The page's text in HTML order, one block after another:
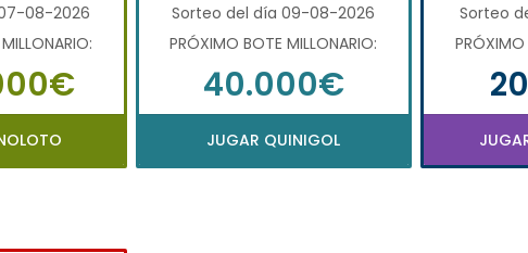
08-2026
Sorteo del día 09-08-2026
PRÓXIMO BOTE MILLONARIO:
40.000€
JUGAR QUINIGOL
Sorteo
PRÓXIMO